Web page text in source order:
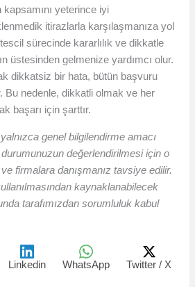
yeterince iyi
itirazlarla karşılaşmanıza yol
sürecinde kararlılık ve dikkatle
üstesinden gelmenize yardımcı olur.
dikkatsiz bir hata, bütün başvuru
Bu nedenle, dikkatli olmak ve her
başarı için şarttır.
genel bilgilendirme amacı
değerlendirilmesi için o
firmalara danışmanız tavsiye edilir.
kaynaklanabilecek
tarafımızdan sorumluluk kabul
Linkedin WhatsApp Twitter / X